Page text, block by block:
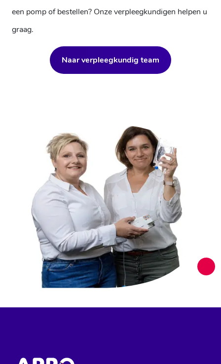
een pomp of bestellen? Onze verpleegkundigen helpen u
graag.
Naar verpleegkundig team